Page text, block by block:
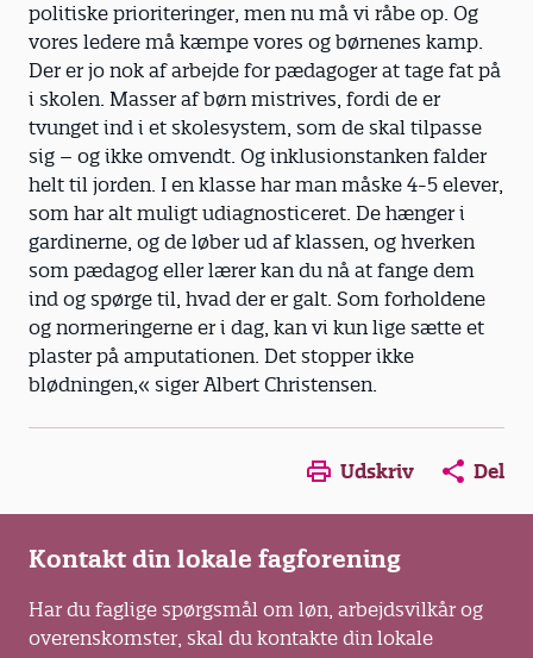
politiske prioriteringer, men nu må vi råbe op. Og
vores ledere må kæmpe vores og børnenes kamp.
Der er jo nok af arbejde for pædagoger at tage fat på
i skolen. Masser af børn mistrives, fordi de er
tvunget ind i et skolesystem, som de skal tilpasse
sig – og ikke omvendt. Og inklusionstanken falder
helt til jorden. I en klasse har man måske 4-5 elever,
som har alt muligt udiagnosticeret. De hænger i
gardinerne, og de løber ud af klassen, og hverken
som pædagog eller lærer kan du nå at fange dem
ind og spørge til, hvad der er galt. Som forholdene
og normeringerne er i dag, kan vi kun lige sætte et
plaster på amputationen. Det stopper ikke
blødningen,« siger Albert Christensen.
Opens in a new window
Opens in a new
Opens in
Udskriv Del
Kontakt din lokale fagforening
Har du faglige spørgsmål om løn, arbejdsvilkår og
overenskomster, skal du kontakte din lokale